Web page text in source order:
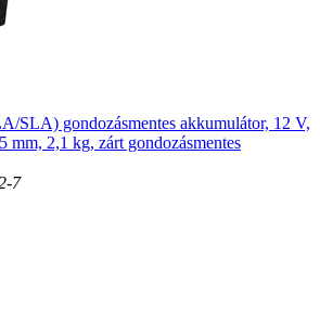
gondozásmentes akkumulátor, 12 V,
mm, 2,1 kg, zárt gondozásmentes
7